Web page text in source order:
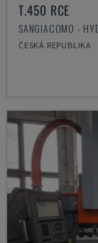
T.450 RCE
SANGIACOMO -
ČESKÁ REPUBLIKA